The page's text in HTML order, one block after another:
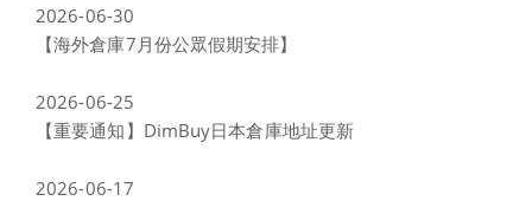
2026-06-30
【海外倉庫7月份公眾假期安排】
2026-06-25
【重要通知】DimBuy日本倉庫地址更新
2026-06-17